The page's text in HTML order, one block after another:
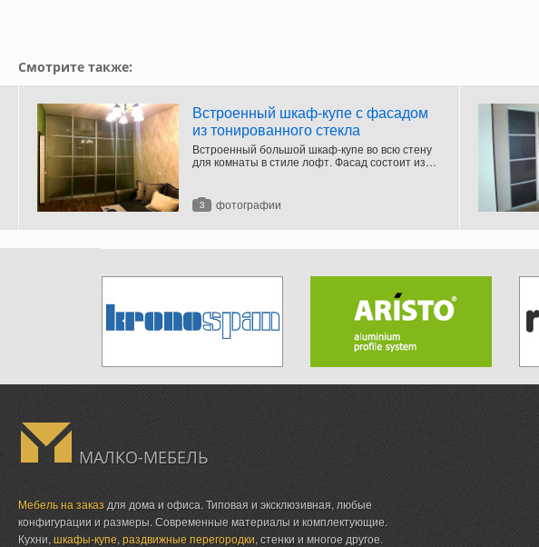
Смотрите также:
Встроенный шкаф-купе с фасадом
из тонированного стекла
Встроенный большой шкаф-купе во всю стену
для комнаты в стиле лофт. Фасад состоит из
зеленым оттенком.
3 фотографии
МАЛКО-МЕБЕЛЬ
Мебель на заказ для дома и офиса. Типовая и эксклюзивная, любые
конфигурации и размеры. Современные материалы и комплектующие.
Кухни, шкафы-купе, раздвижные перегородки, стенки и многое другое.